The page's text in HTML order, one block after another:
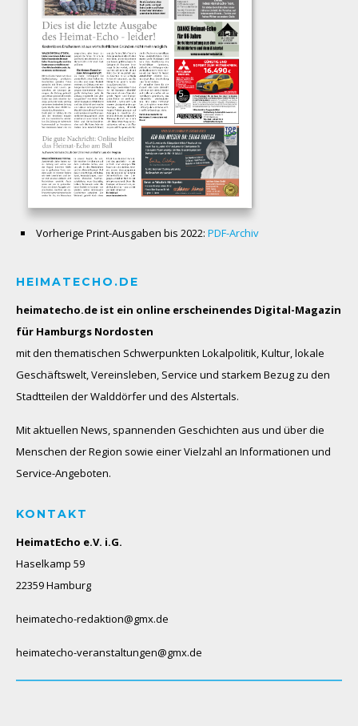
Vorherige Print-Ausgaben bis 2022: PDF-Archiv
HEIMATECHO.DE
heimatecho.de ist ein online erscheinendes Digital-Magazin
für Hamburgs Nordosten
mit den thematischen Schwerpunkten Lokalpolitik, Kultur, lokale
Geschäftswelt, Vereinsleben, Service und starkem Bezug zu den
Stadtteilen der Walddörfer und des Alstertals.
Mit aktuellen News, spannenden Geschichten aus und über die
Menschen der Region sowie einer Vielzahl an Informationen und
Service-Angeboten.
KONTAKT
HeimatEcho e.V. i.G.
Haselkamp 59
22359 Hamburg
heimatecho-redaktion@gmx.de
heimatecho-veranstaltungen@gmx.de